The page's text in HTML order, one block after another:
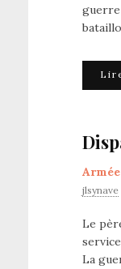
guerre
jlsynave
Le
La